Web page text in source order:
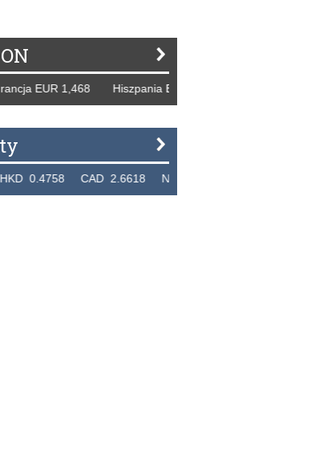
1,468 Hiszpania EUR 1,229 WB GBP 1,318
CAD 2.6618 NZD 2.1914 SGD 2.9123